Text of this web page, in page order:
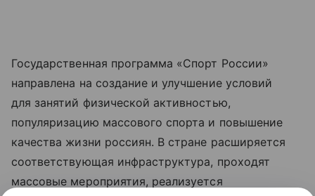
Государственная программа «Спорт России»
направлена на создание и улучшение условий
для занятий физической активностью,
популяризацию массового спорта и повышение
качества жизни россиян. В стране расширяется
соответствующая инфраструктура, проходят
массовые мероприятия, реализуется